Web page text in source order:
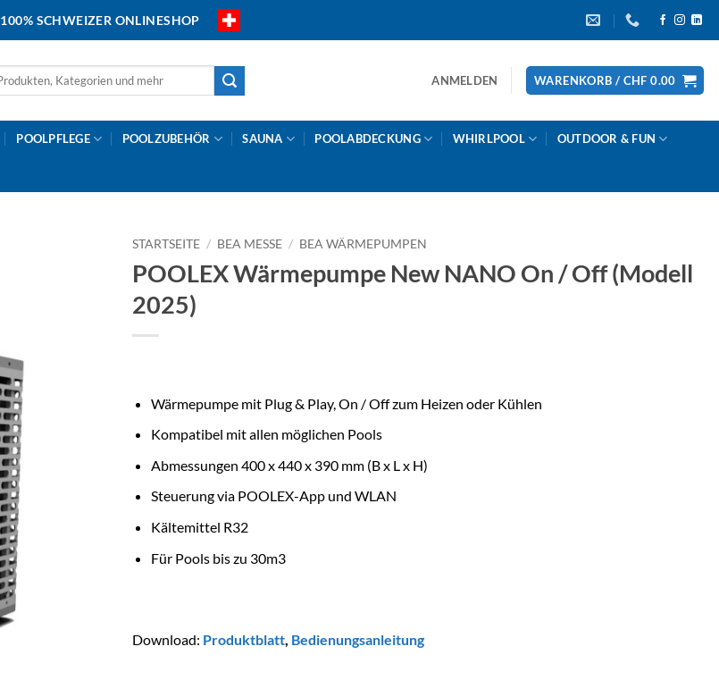
100% SCHWEIZER ONLINESHOP
ANMELDEN WARENKORB / CHF 0.00
POOLPFLEGE POOLZUBEHÖR SAUNA POOLABDECKUNG WHIRLPOOL OUTDOOR & FUN
STARTSEITE / BEA MESSE / BEA WÄRMEPUMPEN
POOLEX Wärmepumpe New NANO On / Off (Modell
2025)
Wärmepumpe mit Plug & Play, On / Off zum Heizen oder Kühlen
Kompatibel mit allen möglichen Pools
Abmessungen 400 x 440 x 390 mm (B x L x H)
Steuerung via POOLEX-App und WLAN
Kältemittel R32
Für Pools bis zu 30m3
Download: Produktblatt, Bedienungsanleitung